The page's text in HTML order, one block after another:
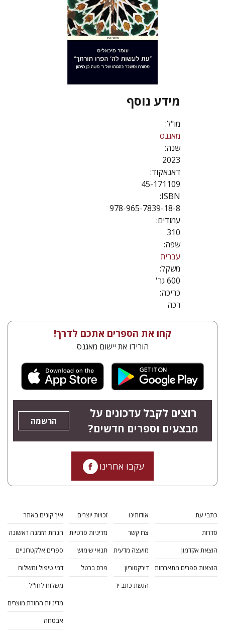
מידע נוסף
מו"ל:
מאגנס
שנה:
2023
דאנאקוד:
45-171109
ISBN:
978-965-7839-18-8
עמודים:
310
שפה:
עברית
משקל:
600 גר'
כריכה:
רכה
קחו את הספרים אתכם לדרך!
הורידו את יישום מאגנס
רוצים לקבל עדכונים על
מבצעים וספרים חדשים?
הרשמה
עקבו אחרינו
כתבי עת
סדרות
הוצאת אקדמון
הוצאות ספרים מתארחות
אודותינו
צרו קשר
מועצה מדעית
דירקטוריון
הגשת כתב יד
זכויות יוצרים
מדיניות פרטיות
תנאי שימוש
פרס ברטל
איך קונים באתר
הנחת הזמנה ראשונה
ספרים אלקטרוניים
דמי טיפול ומשלוח
משלוח לחו"ל
מדיניות החזרת מוצרים
אבטחה